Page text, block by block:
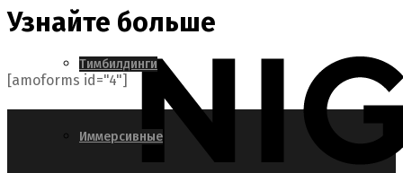
Тимбилдинги
Иммерсивные
Узнайте больше
[amoforms id="4"]